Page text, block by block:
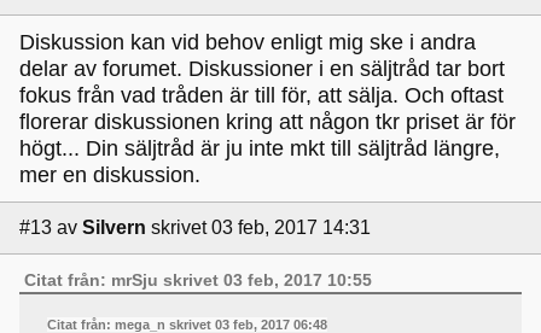
Diskussion kan vid behov enligt mig ske i andra
delar av forumet. Diskussioner i en säljtråd tar bort
fokus från vad tråden är till för, att sälja. Och oftast
florerar diskussionen kring att någon tkr priset är för
högt... Din säljtråd är ju inte mkt till säljtråd längre,
mer en diskussion.
#13 av Silvern skrivet 03 feb, 2017 14:31
Citat från: mrSju skrivet 03 feb, 2017 10:55
Citat från: mega_n skrivet 03 feb, 2017 06:48